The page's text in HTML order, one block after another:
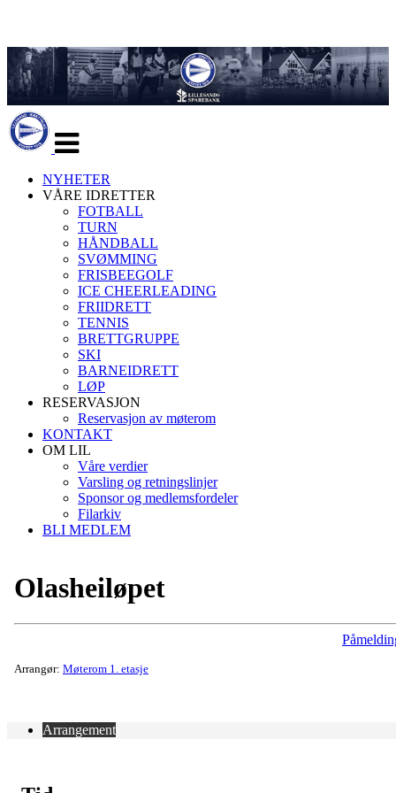
navigasjon
NYHETER
VÅRE IDRETTER
FOTBALL
TURN
HÅNDBALL
SVØMMING
FRISBEEGOLF
ICE CHEERLEADING
FRIIDRETT
TENNIS
BRETTGRUPPE
SKI
BARNEIDRETT
LØP
RESERVASJON
Reservasjon av møterom
KONTAKT
OM LIL
Våre verdier
Varsling og retningslinjer
Sponsor og medlemsfordeler
Filarkiv
BLI MEDLEM
Olasheiløpet
Arrangør: Møterom 1. etasje
Arrangement